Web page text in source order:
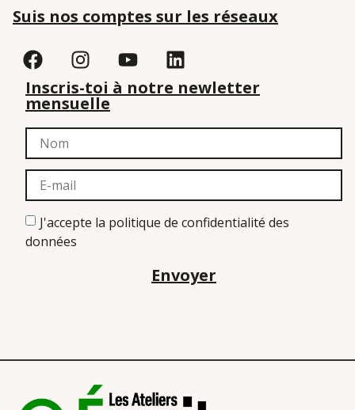
Suis nos comptes sur les réseaux
Inscris-toi à notre newletter
mensuelle
J'accepte la politique de confidentialité des
données
Envoyer